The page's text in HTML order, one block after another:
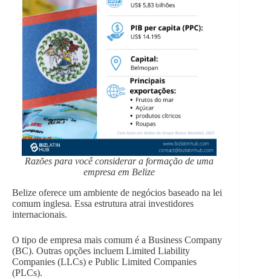
Razões para você considerar a formação de uma
empresa em Belize
Belize oferece um ambiente de negócios baseado na lei
comum inglesa. Essa estrutura atrai investidores
internacionais.
O tipo de empresa mais comum é a Business Company
(BC). Outras opções incluem Limited Liability
Companies (LLCs) e Public Limited Companies
(PLCs).